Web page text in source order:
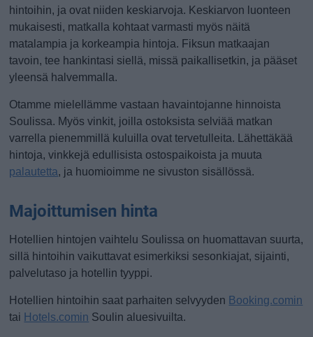
hintoihin, ja ovat niiden keskiarvoja. Keskiarvon luonteen
mukaisesti, matkalla kohtaat varmasti myös näitä
matalampia ja korkeampia hintoja. Fiksun matkaajan
tavoin, tee hankintasi siellä, missä paikallisetkin, ja pääset
yleensä halvemmalla.
Otamme mielellämme vastaan havaintojanne hinnoista
Soulissa. Myös vinkit, joilla ostoksista selviää matkan
varrella pienemmillä kuluilla ovat tervetulleita. Lähettäkää
hintoja, vinkkejä edullisista ostospaikoista ja muuta
palautetta, ja huomioimme ne sivuston sisällössä.
Majoittumisen hinta
Hotellien hintojen vaihtelu Soulissa on huomattavan suurta,
sillä hintoihin vaikuttavat esimerkiksi sesonkiajat, sijainti,
palvelutaso ja hotellin tyyppi.
Hotellien hintoihin saat parhaiten selvyyden Booking.comin
tai Hotels.comin Soulin aluesivuilta.